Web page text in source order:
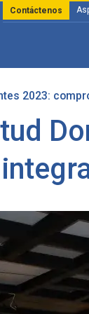
Contáctenos
2023: